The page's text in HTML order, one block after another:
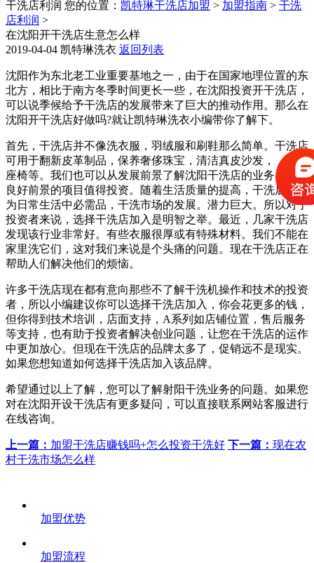
干洗店利润 您的位置： 凯特琳干洗店加盟 > 加盟指南 > 干洗
店利润 >
在沈阳开干洗店生意怎么样
2019-04-04 凯特琳洗衣 返回列表
沈阳作为东北老工业重要基地之一，由于在国家地理位置的东
北方，相比于南方冬季时间更长一些，在沈阳投资开干洗店，
可以说季候给予干洗店的发展带来了巨大的推动作用。那么在
沈阳开干洗店好做吗?就让凯特琳洗衣小编带你了解下。
首先，干洗店并不像洗衣服，羽绒服和刷鞋那么简单。干洗店
可用于翻新皮革制品，保养奢侈珠宝，清洁真皮沙发， 汽车
座椅等。我们也可以从发展前景了解沈阳干洗店的业务。具有
良好前景的项目值得投资。随着生活质量的提高，干洗店已成
为日常生活中必需品，干洗市场的发展。潜力巨大。所以对于
投资者来说，选择干洗店加入是明智之举。最近，几家干洗店
发现该行业非常好。有些衣服很厚或有特殊材料。我们不能在
家里洗它们，这对我们来说是个头痛的问题。现在干洗店正在
帮助人们解决他们的烦恼。
许多干洗店现在都有意向那些不了解干洗机操作和技术的投资
者，所以小编建议你可以选择干洗店加入，你会花更多的钱，
但你得到技术培训，店面支持，A系列如店铺位置，售后服务
等支持，也有助于投资者解决创业问题，让您在干洗店的运作
中更加放心。但现在干洗店的品牌太多了，促销远不是现实。
如果您想知道如何选择干洗店加入该品牌。
希望通过以上了解，您可以了解射阳干洗业务的问题。如果您
对在沈阳开设干洗店有更多疑问，可以直接联系网站客服进行
在线咨询。
上一篇： 加盟干洗店赚钱吗+怎么投资干洗好 下一篇： 现在农
村干洗市场怎么样
加盟优势
加盟流程